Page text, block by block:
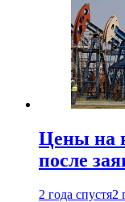
Цены на
после
2 года спустя2